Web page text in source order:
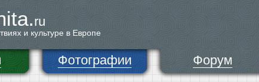
ru
и культуре в Европе
Фотографии Форум